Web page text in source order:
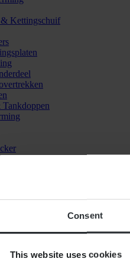
Consent
This website uses cookies
Kettingschuif
& Lagers